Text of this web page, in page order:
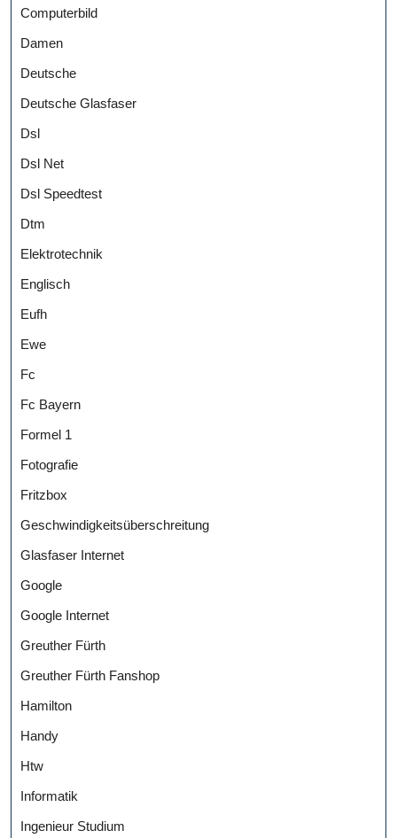
Computerbild
Damen
Deutsche
Deutsche Glasfaser
Dsl
Dsl Net
Dsl Speedtest
Dtm
Elektrotechnik
Englisch
Eufh
Ewe
Fc
Fc Bayern
Formel 1
Fotografie
Fritzbox
Geschwindigkeitsüberschreitung
Glasfaser Internet
Google
Google Internet
Greuther Fürth
Greuther Fürth Fanshop
Hamilton
Handy
Htw
Informatik
Ingenieur Studium